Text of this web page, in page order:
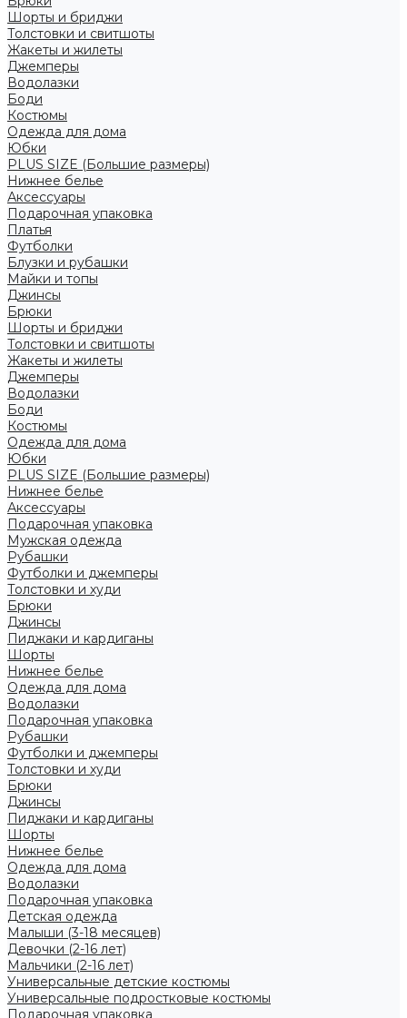
Шорты и бриджи
Толстовки и свитшоты
Жакеты и жилеты
Джемперы
Водолазки
Боди
Костюмы
Одежда для дома
Юбки
PLUS SIZE (Большие размеры)
Нижнее белье
Аксессуары
Подарочная упаковка
Платья
Футболки
Блузки и рубашки
Майки и топы
Джинсы
Брюки
Шорты и бриджи
Толстовки и свитшоты
Жакеты и жилеты
Джемперы
Водолазки
Боди
Костюмы
Одежда для дома
Юбки
PLUS SIZE (Большие размеры)
Нижнее белье
Аксессуары
Подарочная упаковка
Мужская одежда
Рубашки
Футболки и джемперы
Толстовки и худи
Брюки
Джинсы
Пиджаки и кардиганы
Шорты
Нижнее белье
Одежда для дома
Водолазки
Подарочная упаковка
Рубашки
Футболки и джемперы
Толстовки и худи
Брюки
Джинсы
Пиджаки и кардиганы
Шорты
Нижнее белье
Одежда для дома
Водолазки
Подарочная упаковка
Детская одежда
Малыши (3-18 месяцев)
Девочки (2-16 лет)
Мальчики (2-16 лет)
Универсальные детские костюмы
Универсальные подростковые костюмы
Подарочная упаковка